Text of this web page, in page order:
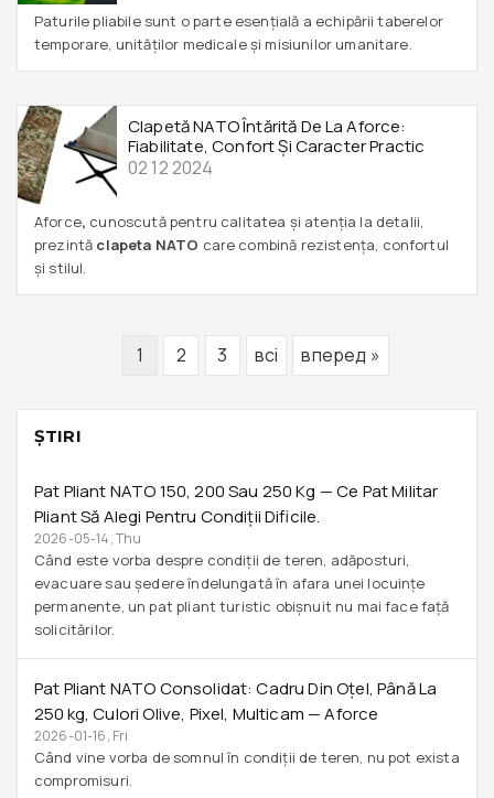
Paturile pliabile sunt o parte esențială a echipării taberelor
temporare, unităților medicale și misiunilor umanitare.
Clapetă NATO Întărită De La Aforce:
Fiabilitate, Confort Și Caracter Practic
02 12 2024
Aforce, cunoscută pentru calitatea și atenția la detalii,
prezintă clapeta NATO care combină rezistența, confortul
și stilul.
1 2 3 всі вперед »
ŞTIRI
Pat Pliant NATO 150, 200 Sau 250 Kg — Ce Pat Militar
Pliant Să Alegi Pentru Condiții Dificile.
2026-05-14, Thu
Când este vorba despre condiții de teren, adăposturi,
evacuare sau ședere îndelungată în afara unei locuințe
permanente, un pat pliant turistic obișnuit nu mai face față
solicitărilor.
Pat Pliant NATO Consolidat: Cadru Din Oțel, Până La
250 Kg, Culori Olive, Pixel, Multicam — Aforce
2026-01-16, Fri
Când vine vorba de somnul în condiții de teren, nu pot exista
compromisuri.